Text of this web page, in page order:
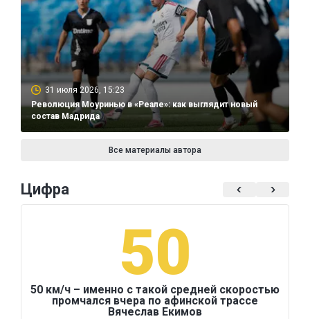
31 июля 2026, 15:23
Революция Моуринью в «Реале»: как выглядит новый
состав Мадрида
Все материалы автора
Цифра
50
50 км/ч – именно с такой средней скоростью
промчался вчера по афинской трассе
Вячеслав Екимов